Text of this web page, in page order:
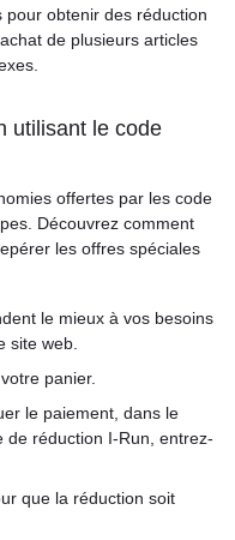
pour obtenir des réduction
de plusieurs articles
utilisant le code
offertes par les code
Découvrez comment
les offres spéciales
le mieux à vos besoins
site web.
panier.
le paiement, dans le
de réduction I-Run, entrez-
que la réduction soit